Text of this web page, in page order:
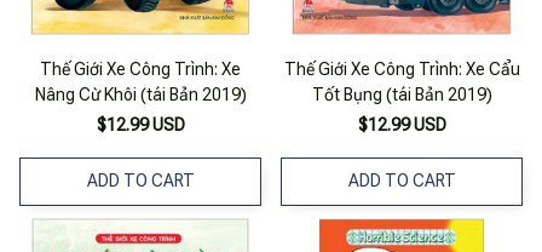
Thế Giới Xe Công Trình: Xe
Nâng Cừ Khôi (tái Bản 2019)
$12.99 USD
ADD TO CART
Thế Giới Xe Công Trình: Xe Cẩu
Tốt Bụng (tái Bản 2019)
$12.99 USD
ADD TO CART